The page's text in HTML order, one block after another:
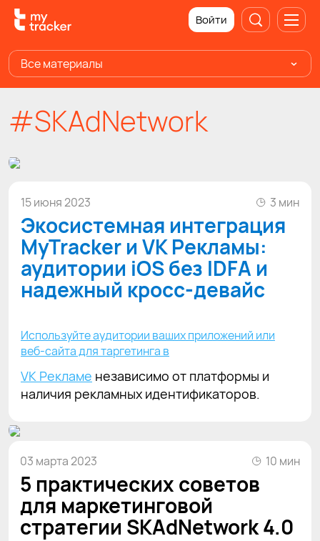
Войти
Все материалы
#SKAdNetwork
15 июня 2023 3 мин
Экосистемная интеграция
MyTracker и VK Рекламы:
аудитории iOS без IDFA и
надежный кросс-девайс
Используйте аудитории ваших приложений или
веб-сайта для таргетинга в
VK Рекламе независимо от платформы и
наличия рекламных идентификаторов.
03 марта 2023 10 мин
5 практических советов
для маркетинговой
стратегии SKAdNetwork 4.0